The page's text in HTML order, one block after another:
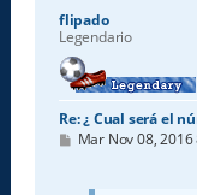
flipado
Legendario
Re: ¿ Cual será el
M
Mar Nov 08,